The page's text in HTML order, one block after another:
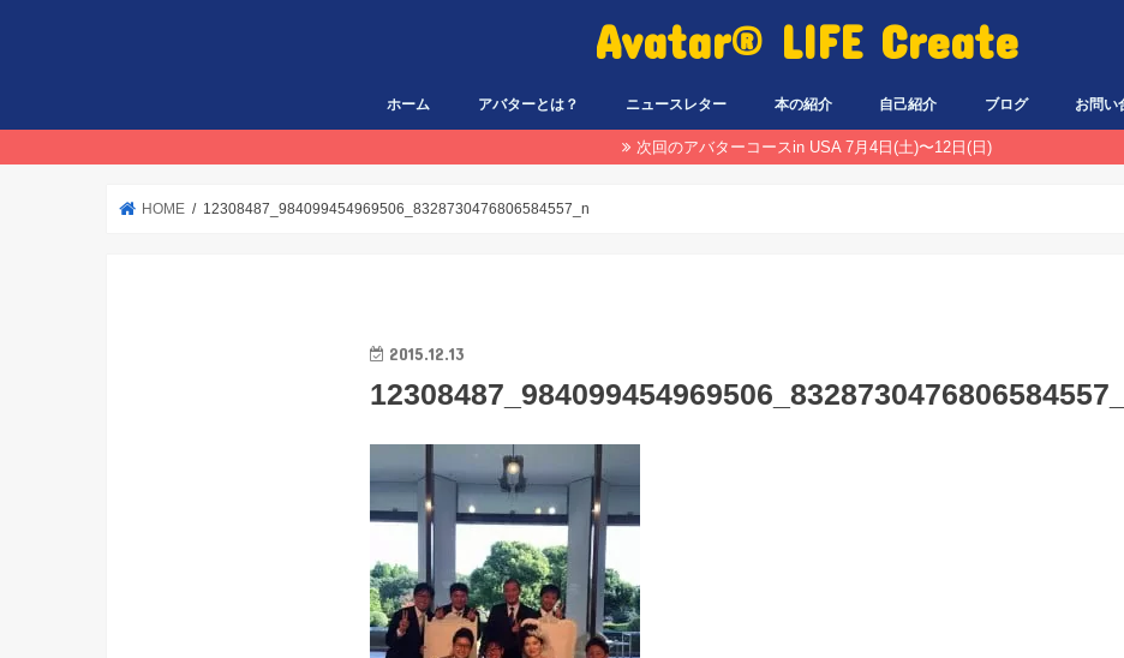
Avatar® LIFE Create
ホーム アバターとは？ ニュースレター 本の紹介 自己紹介 ブログ お問い
次回のアバターコースin USA 7月4日(土)〜12日(日)
HOME 12308487_984099454969506_8328730476806584557_n
2015.12.13